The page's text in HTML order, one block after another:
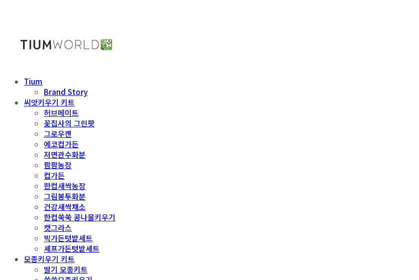
Tium
Brand Story
씨앗키우기 키트
허브메이트
꽃집사의 그린팟
그로우캔
에코컵가든
저면관수화분
팜팜농장
컵가든
한컵새싹농장
그림봉투화분
건강새싹채소
한컵쑥쑥 콩나물키우기
캣그라스
빅가든텃밭세트
셰프가든텃밭세트
모종키우기 키트
딸기 모종키트